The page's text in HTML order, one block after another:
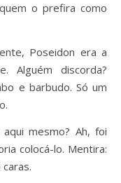
o prefira como
Poseidon era a
Alguém discorda?
e barbudo. Só um
mesmo? Ah, foi
colocá-lo. Mentira: